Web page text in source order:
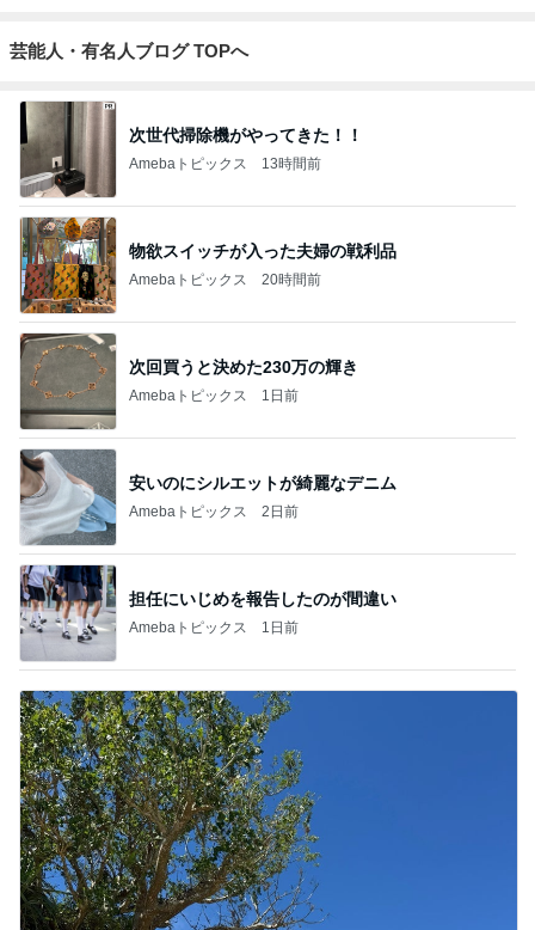
芸能人・有名人ブログ TOPへ
次世代掃除機がやってきた！！
Amebaトピックス 13時間前
物欲スイッチが入った夫婦の戦利品
Amebaトピックス 20時間前
次回買うと決めた230万の輝き
Amebaトピックス 1日前
安いのにシルエットが綺麗なデニム
Amebaトピックス 2日前
担任にいじめを報告したのが間違い
Amebaトピックス 1日前